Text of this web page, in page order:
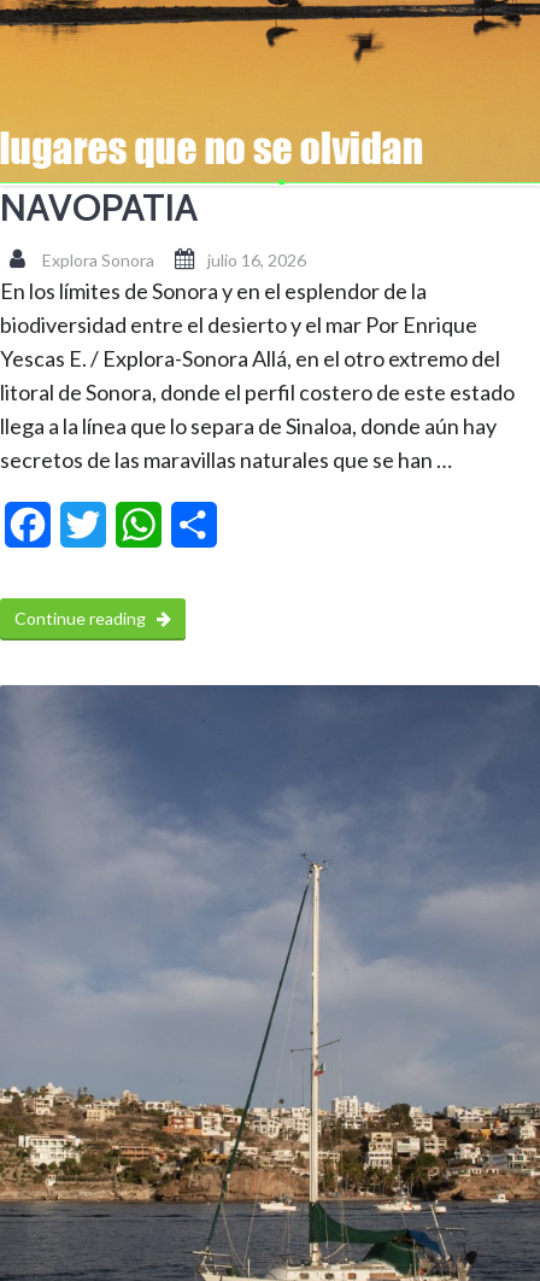
NAVOPATIA
Explora Sonora julio 16, 2026
En los límites de Sonora y en el esplendor de la
biodiversidad entre el desierto y el mar Por Enrique
Yescas E. / Explora-Sonora Allá, en el otro extremo del
litoral de Sonora, donde el perfil costero de este estado
llega a la línea que lo separa de Sinaloa, donde aún hay
secretos de las maravillas naturales que se han …
FacebookTwitter WhatsApp
Continue reading